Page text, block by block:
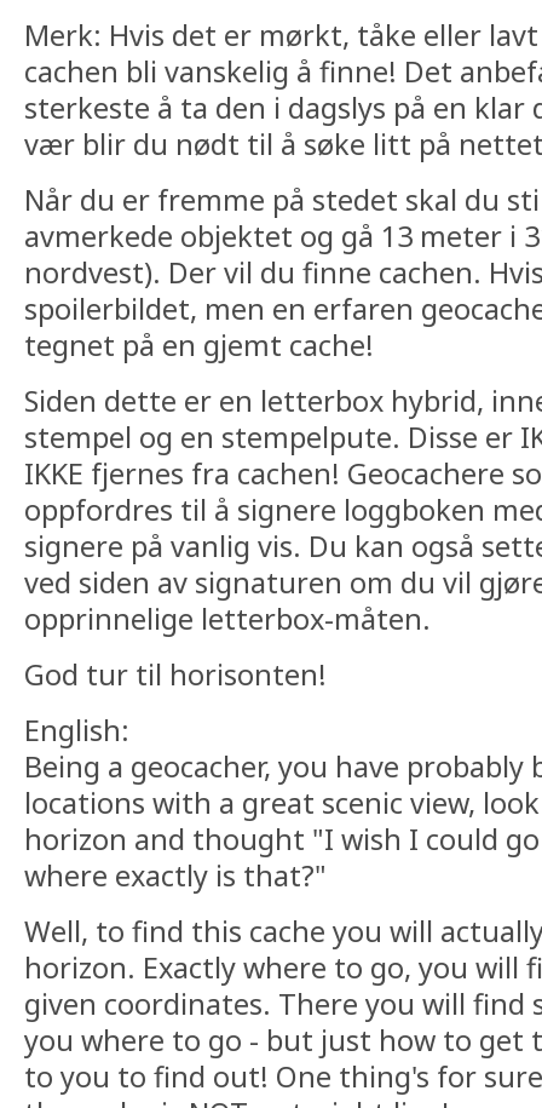
Merk: Hvis det er mørkt, tåke eller
cachen bli vanskelig å finne! Det
sterkeste å ta den i dagslys på en klar
vær blir du nødt til å søke litt på
Når du er fremme på stedet skal du
avmerkede objektet og gå 13 meter i
nordvest). Der vil du finne cachen.
spoilerbildet, men en erfaren
tegnet på en gjemt cache!
Siden dette er en letterbox hybrid,
stempel og en stempelpute. Disse er
IKKE fjernes fra cachen! Geocachere
oppfordres til å signere loggboken
signere på vanlig vis. Du kan også
ved siden av signaturen om du vil
opprinnelige letterbox-måten.
God tur til horisonten!
English:
Being a geocacher, you have
locations with a great scenic view,
horizon and thought "I wish I could
where exactly is that?"
Well, to find this cache you will
horizon. Exactly where to go, you will
given coordinates. There you will find
you where to go - but just how to get
to you to find out! One thing's for